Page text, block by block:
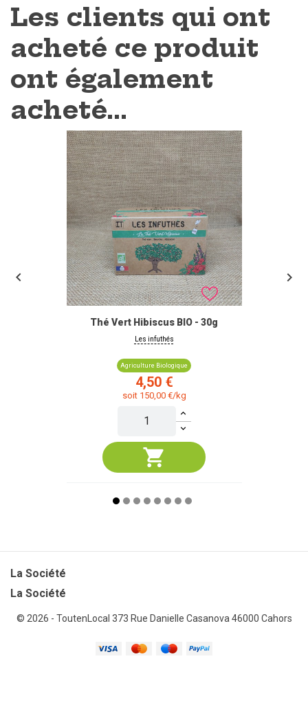
Les clients qui ont
acheté ce produit
ont également
acheté...
Thé Vert Hibiscus BIO - 30g
Les infuthés
Agriculture Biologique
Prix
4,50 €
soit 150,00 €/kg
 
La Société
La Société
© 2026 - ToutenLocal 373 Rue Danielle Casanova 46000 Cahors